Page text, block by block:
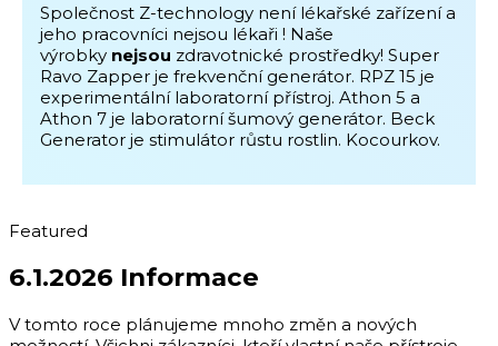
Společnost Z-technology není lékařské zařízení a
jeho pracovníci nejsou lékaři ! Naše
výrobky nejsou zdravotnické prostředky! Super
Ravo Zapper je frekvenční generátor. RPZ 15 je
experimentální laboratorní přístroj. Athon 5 a
Athon 7 je laboratorní šumový generátor. Beck
Generator je stimulátor růstu rostlin. Kocourkov.
Featured
6.1.2026 Informace
V tomto roce plánujeme mnoho změn a nových